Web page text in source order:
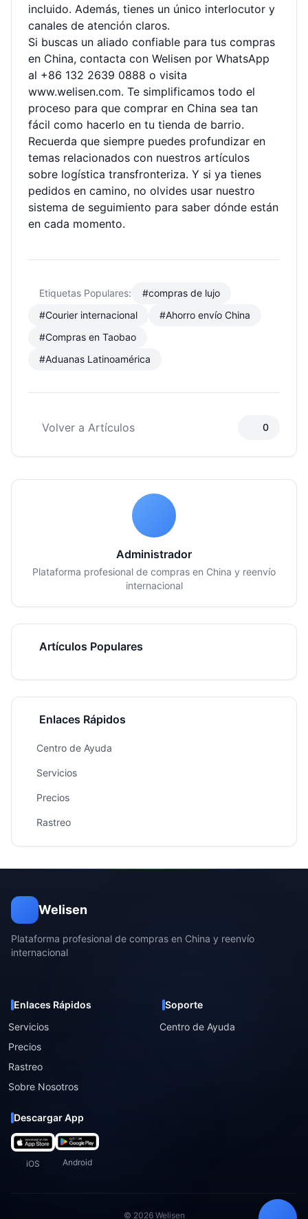
incluido. Además, tienes un único interlocutor y
canales de atención claros.
Si buscas un aliado confiable para tus compras
en China, contacta con Welisen por WhatsApp
al +86 132 2639 0888 o visita
www.welisen.com. Te simplificamos todo el
proceso para que comprar en China sea tan
fácil como hacerlo en tu tienda de barrio.
Recuerda que siempre puedes profundizar en
temas relacionados con nuestros artículos
sobre logística transfronteriza. Y si ya tienes
pedidos en camino, no olvides usar nuestro
sistema de seguimiento para saber dónde están
en cada momento.
Etiquetas Populares:
#compras de lujo
#Courier internacional
#Ahorro envío China
#Compras en Taobao
#Aduanas Latinoamérica
Volver a Artículos 0
Administrador
Plataforma profesional de compras en China y reenvío
internacional
Artículos Populares
Enlaces Rápidos
Centro de Ayuda
Servicios
Precios
Rastreo
Welisen
Plataforma profesional de compras en China y reenvío
internacional
Enlaces Rápidos
Servicios
Precios
Rastreo
Sobre Nosotros
Soporte
Centro de Ayuda
Descargar App
iOS Android
© 2026 Welisen